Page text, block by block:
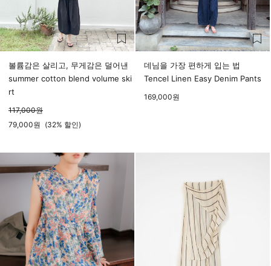
볼륨감은 살리고, 무게감은 덜어낸
summer cotton blend volume ski
rt
117,000원
79,000원 (32% 할인)
데님을 가장 편하게 입는 법
Tencel Linen Easy Denim Pants
169,000원